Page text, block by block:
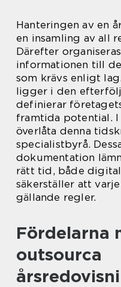
Hanteringen av en
en insamling av all
Därefter
informationen till
som krävs enligt
ligger i den
definierar
framtida potential.
överlåta denna
specialistbyrå.
dokumentation
rätt tid, både
säkerställer att
gällande regler.
Fördelarna
outsourca